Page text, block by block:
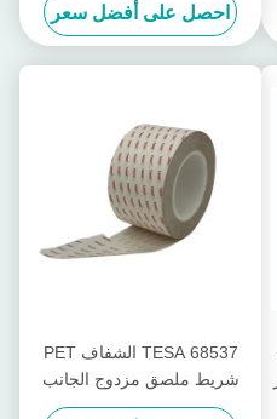
معدل
احصل على أفضل سعر
TESA 68537 الشفاف PET
شريط ملصق مزدوج الجانب
0.1mm مضاد للارتداد مع